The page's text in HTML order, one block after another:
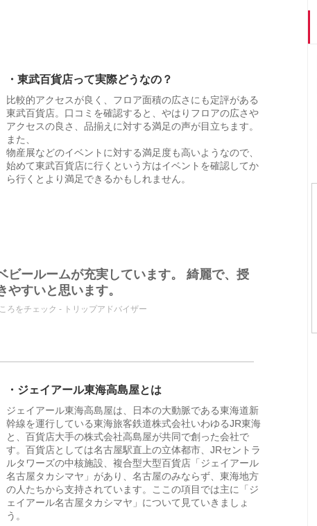
・東武百貨店って実際どうなの？
比較的アクセスが良く、フロア面積の広さにも定評がある
東武百貨店。口コミを確認すると、やはりフロアの広さや
アクセスの良さ、品揃えに対する満足の声が目立ちます。
また、
物産展などのイベントに対する満足度も高いようなので、
始めて東武百貨店に行くという方はイベントを確認してか
ら行くとより満足できるかもしれません。
ビールームが充実しています。 綺麗で、授
すいと思います。
ろをチェック - トリップアドバイザー
・ジェイアール東海高島屋とは
ジェイアール東海高島屋は、日本の大動脈である東海道新
幹線を運行している東海旅客鉄道株式会社いわゆるJR東海
と、百貨店大手の株式会社高島屋が共同で創った会社で
す。百貨店としては名古屋駅直上の立体都市、JRセントラ
ルタワーズの中核施設、複合型大型百貨店「ジェイアール
名古屋タカシマヤ」があり、名古屋のみならず、東海地方
の人たちから支持されています。ここの項目では主に「ジ
ェイアール名古屋タカシマヤ」について見ていきましょ
う。